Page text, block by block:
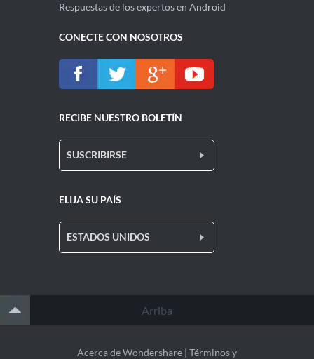
Respuestas de los expertos en Android
CONECTE CON NOSOTROS
RECIBE NUESTRO BOLETÍN
SUSCRIBIRSE
ELIJA SU PAÍS
ESTADOS UNIDOS
Arriba
Acerca de Wondershare | Términos y